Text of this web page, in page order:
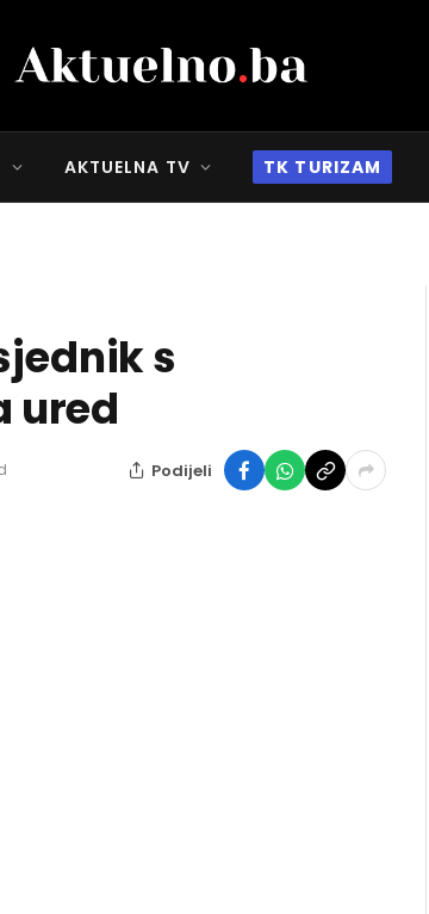
AKTUELNA TV TK TURIZAM
s
ured
Podijeli